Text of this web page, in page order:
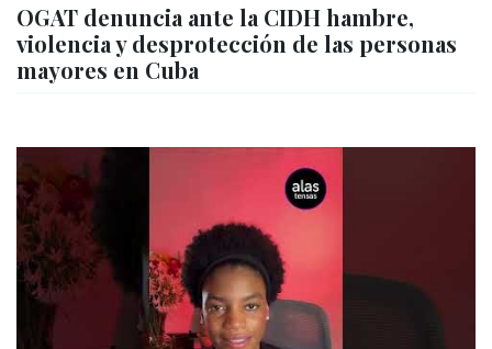
OGAT denuncia ante la CIDH hambre,
violencia y desprotección de las personas
mayores en Cuba